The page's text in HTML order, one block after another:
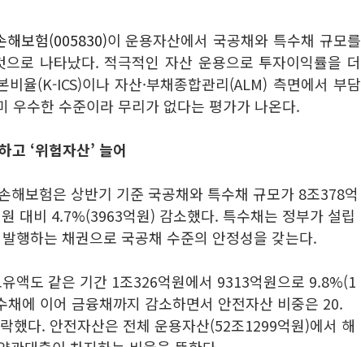
해보험(005830)이 운용자산에서 국공채와 특수채 규모를
로 나타났다. 적극적인 자산 운용으로 투자이익률을 더
율(K-ICS)이나 자산·부채종합관리(ALM) 측면에서 부담
우수한 수준이라 무리가 없다는 평가가 나온다.
고 ‘위험자산’ 늘어
해보험은 상반기 기준 국공채와 특수채 규모가 8조378억
대비 4.7%(3963억원) 감소했다. 특수채는 정부가 설립
행하는 채권으로 국공채 수준의 안정성을 갖는다.
액도 같은 기간 1조326억원에서 9313억원으로 9.8%(1
채에 이어 금융채까지 감소하면서 안전자산 비중은 20.
했다. 안전자산은 전체 운용자산(52조1299억원)에서 해